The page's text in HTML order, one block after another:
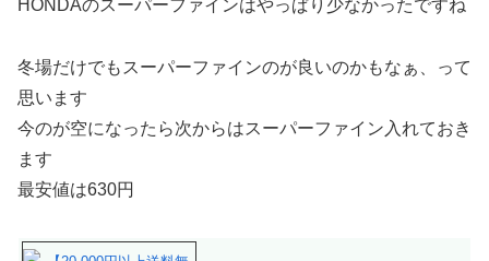
HONDAのスーパーファインはやっぱり少なかったですね
冬場だけでもスーパーファインのが良いのかもなぁ、って
思います
今のが空になったら次からはスーパーファイン入れておき
ます
最安値は630円